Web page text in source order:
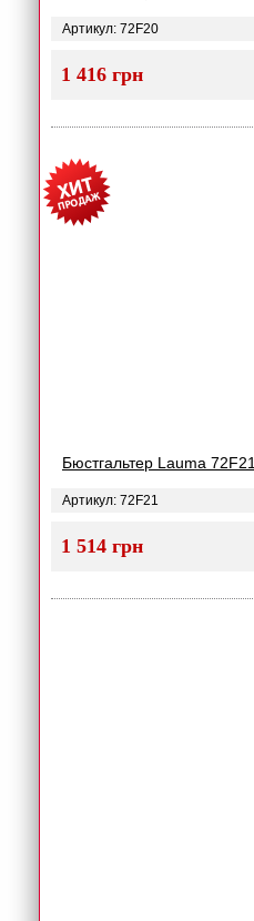
Артикул: 72F20
1 416 грн
Бюстгальтер Lauma 72F21
Артикул: 72F21
1 514 грн